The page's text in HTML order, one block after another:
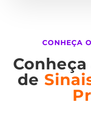
CONHEÇA
Conheça
de